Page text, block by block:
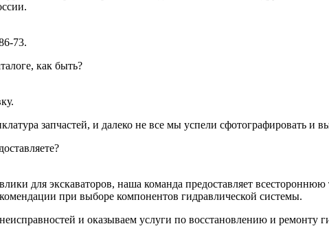
73.
как быть?
запчастей, и далеко не все мы успели сфотографировать
для экскаваторов, наша команда предоставляет
при выборе компонентов гидравлической системы.
и оказываем услуги по восстановлению и ремонту